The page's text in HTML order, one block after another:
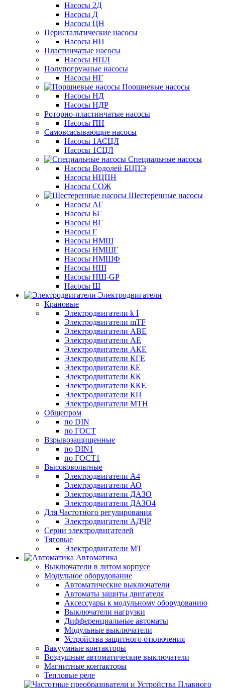
Насосы 2Д
Насосы Д
Насосы ЦН
Перистальтические насосы
Насосы НП
Пластинчатые насосы
Насосы НПЛ
Полупогружные насосы
Насосы НГ
Поршневые насосы
Насосы НД
Насосы НДР
Роторно-пластинчатые насосы
Насосы ПН
Самовсасывающие насосы
Насосы 1АСЦЛ
Насосы 1СЦЛ
Специальные насосы
Насосы Водолей БЦПЭ
Насосы НЦПН
Насосы СОЖ
Шестеренные насосы
Насосы АГ
Насосы БГ
Насосы ВГ
Насосы Г
Насосы НМШ
Насосы НМШГ
Насосы НМШФ
Насосы НШ
Насосы НШ-GP
Насосы Ш
Электродвигатели
Крановые
Электродвигатели k I
Электродвигатели mTF
Электродвигатели АВЕ
Электродвигатели АЕ
Электродвигатели АКЕ
Электродвигатели КГЕ
Электродвигатели КЕ
Электродвигатели КК
Электродвигатели ККЕ
Электродвигатели КП
Электродвигатели МТН
Общепром
по DIN
по ГОСТ
Взрывозащищенные
по DIN1
по ГОСТ1
Высоковольтные
Электродвигатели А4
Электродвигатели АО
Электродвигатели ДАЗО
Электродвигатели ДАЗО4
Для Частотного регулирования
Электродвигатели АДЧР
Серии электродвигателей
Тяговые
Электродвигатели МТ
Автоматика
Выключатели в литом корпусе
Модульное оборудование
Автоматические выключатели
Автоматы защиты двигателя
Аксессуары к модульному оборудованию
Выключатели нагрузки
Дифференциальные автоматы
Модульные выключатели
Устройства защитного отключения
Вакуумные контакторы
Воздушные автоматические выключатели
Магнитные контакторы
Тепловые реле